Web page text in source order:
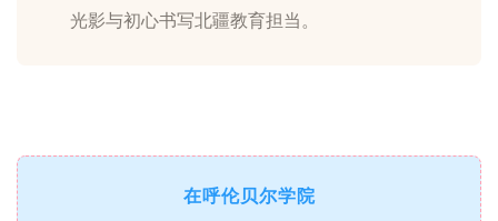
光影与初心书写北疆教育担当。
在呼伦贝尔学院